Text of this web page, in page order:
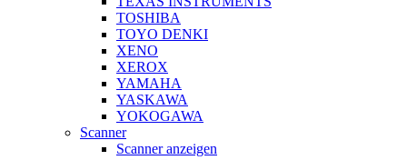
TOSHIBA
TOYO DENKI
XENO
XEROX
YAMAHA
YASKAWA
YOKOGAWA
Scanner
Scanner anzeigen